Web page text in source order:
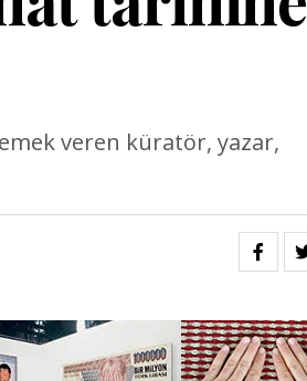
veren küratör, yazar,